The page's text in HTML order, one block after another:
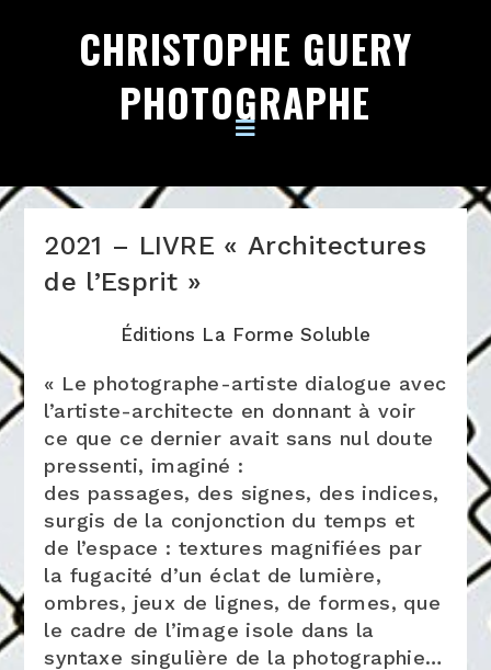
CHRISTOPHE GUERY
PHOTOGRAPHE
2021 – LIVRE « Architectures
de l’Esprit »
Éditions La Forme Soluble
« Le photographe-artiste dialogue avec
l’artiste-architecte en donnant à voir
ce que ce dernier avait sans nul doute
pressenti, imaginé :
des passages, des signes, des indices,
surgis de la conjonction du temps et
de l’espace : textures magnifiées par
la fugacité d’un éclat de lumière,
ombres, jeux de lignes, de formes, que
le cadre de l’image isole dans la
syntaxe singulière de la photographie…